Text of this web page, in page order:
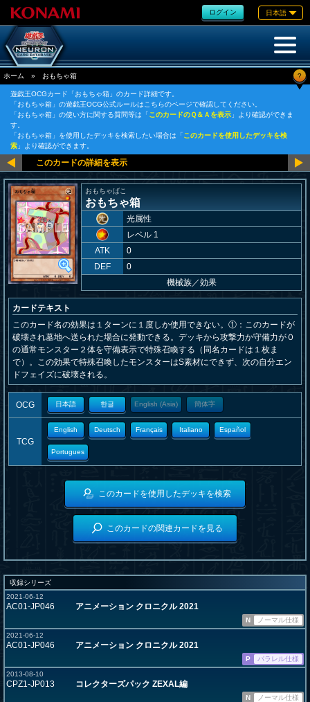
ログイン 日本語
ホーム » おもちゃ箱 ?
遊戯王OCGカード「おもちゃ箱」のカード詳細です。
「おもちゃ箱」の遊戯王OCG公式ルールはこちらのページで確認してください。
「おもちゃ箱」の使い方に関する質問等は「このカードのＱ＆Ａを表示 」より確認ができま
す。
「おもちゃ箱」を使用したデッキを検索したい場合は「このカードを使用したデッキを検
索 」より確認ができます。
おもちゃばこ
おもちゃ箱
光属性
レベル 1
ATK
0
DEF
0
機械族／効果
カードテキスト
このカード名の効果は１ターンに１度しか使用できない。①：このカードが
破壊され墓地へ送られた場合に発動できる。デッキから攻撃力か守備力が０
の通常モンスター２体を守備表示で特殊召喚する（同名カードは１枚ま
で）。この効果で特殊召喚したモンスターはS素材にできず、次の自分エン
ドフェイズに破壊される。
OCG 日本語 한글 English (Asia) 簡体字
TCG
English Deutsch Français Italiano Español
Portugues
このカードを使用したデッキを検索
このカードの関連カードを見る
収録シリーズ
2021-06-12
AC01-JP046 アニメーション クロニクル 2021
N
ノーマル仕様
2021-06-12
AC01-JP046 アニメーション クロニクル 2021
P
パラレル仕様
2013-08-10
CPZ1-JP013 コレクターズパック ZEXAL編
N ノーマル仕様